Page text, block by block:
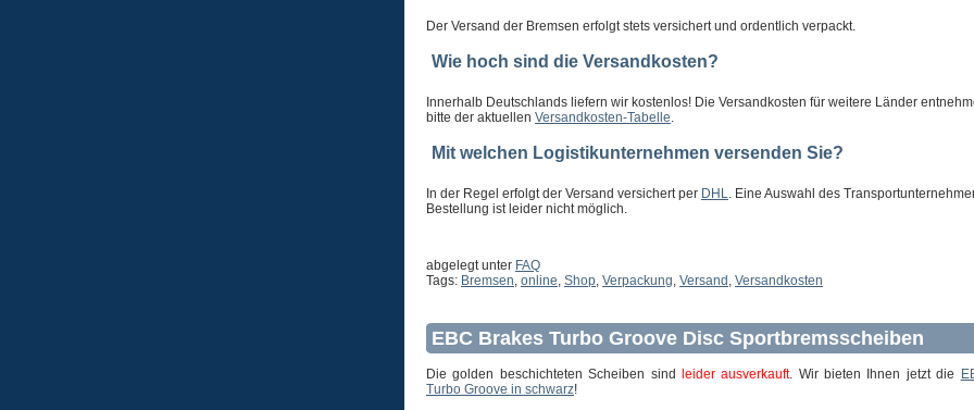
Der Versand der Bremsen erfolgt stets versichert und ordentlich verpackt.
Wie hoch sind die Versandkosten?
Innerhalb Deutschlands liefern wir kostenlos! Die Versandkosten für weitere Länder
bitte der aktuellen Versandkosten-Tabelle
Mit welchen Logistikunternehmen versenden Sie?
In der Regel erfolgt der Versand versichert per DHL
. Eine Auswahl des
Bestellung ist leider nicht möglich.
abgelegt unter FAQ
Tags: Bremsen online Shop Verpackung Versand Versandkosten
EBC Brakes Turbo Groove Disc Sportbremsscheiben
Die golden beschichteten Scheiben sind leider ausverkauft. Wir bieten Ihnen jetzt die
Turbo Groove in schwarz!